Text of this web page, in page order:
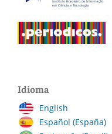
Idioma
English
Español (España)